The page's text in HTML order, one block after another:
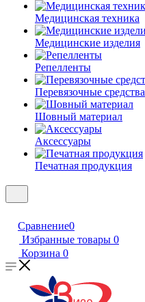
Медицинская техника
Медицинские изделия
Репелленты
Перевязочные средства
Шовный материал
Аксессуары
Печатная продукция
Сравнение0
Избранные товары 0
Корзина 0